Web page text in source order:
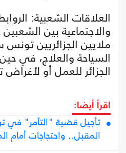
العلاقات الشعبية:
والاجتماعية بين
ملايين الجزائريين
السياحة والعلاج، في
الجزائر للعمل أو لأغراض
اقرأ أيضا:
تأجيل قضية "التآمر" في
المقبل.. واحتجاجات أمام